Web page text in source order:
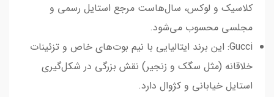
کلاسیک و لوکس، سال‌هاست مرجع استایل رسمی و
مجلسی محسوب می‌شود.
Gucci: این برند ایتالیایی با نیم بوت‌های خاص و تزئینات
خلاقانه (مثل سگک و زنجیر) نقش بزرگی در شکل‌گیری
استایل خیابانی و کژوال دارد.